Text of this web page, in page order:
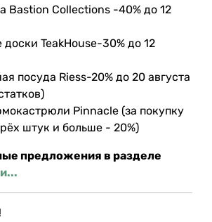
Bastion Collections -40% до 12
TeakHouse-30% до 12
посуда Riess-20% до 20 августа
Pinnacle (за покупку
штук и больше - 20%)
предложения в разделе